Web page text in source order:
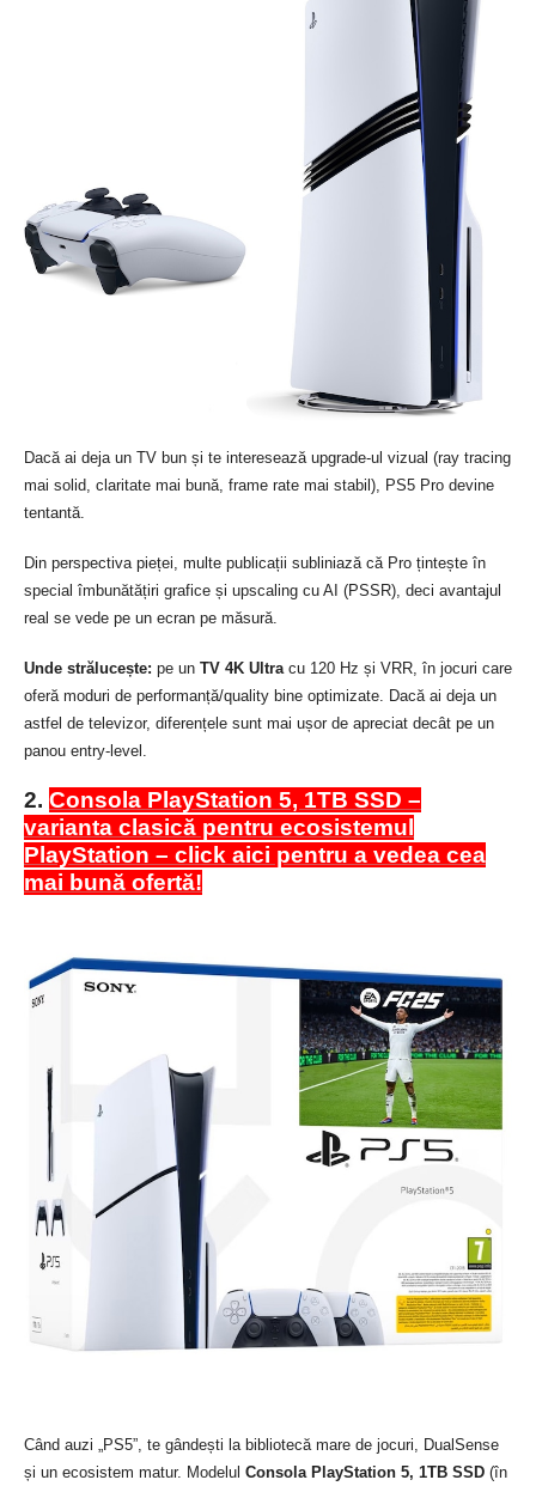
Dacă ai deja un TV bun și te interesează upgrade-ul vizual (ray tracing
mai solid, claritate mai bună, frame rate mai stabil), PS5 Pro devine
tentantă.
Din perspectiva pieței, multe publicații subliniază că Pro țintește în
special îmbunătățiri grafice și upscaling cu AI (PSSR), deci avantajul
real se vede pe un ecran pe măsură.
Unde strălucește: pe un TV 4K Ultra cu 120 Hz și VRR, în jocuri care
oferă moduri de performanță/quality bine optimizate. Dacă ai deja un
astfel de televizor, diferențele sunt mai ușor de apreciat decât pe un
panou entry-level.
2. Consola PlayStation 5, 1TB SSD –
varianta clasică pentru ecosistemul
PlayStation – click aici pentru a vedea cea
mai bună ofertă!
Când auzi „PS5”, te gândești la bibliotecă mare de jocuri, DualSense
și un ecosistem matur. Modelul Consola PlayStation 5, 1TB SSD (în